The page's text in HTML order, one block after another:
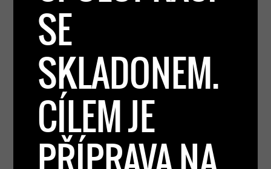
SE
SKLADONEM.
CÍLEM JE